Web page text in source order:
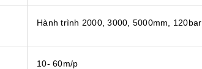
Hành trình 2000, 3000, 5000mm, 120bar
10- 60m/p